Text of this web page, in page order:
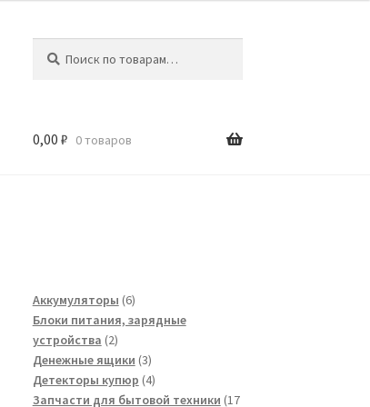
0,00 ₽ 0 товаров
Аккумуляторы 66
товаров
Блоки питания, зарядные
устройства 22
товара
Денежные ящики 33
товара
Детекторы купюр 44
товара
Запчасти для бытовой техники 17